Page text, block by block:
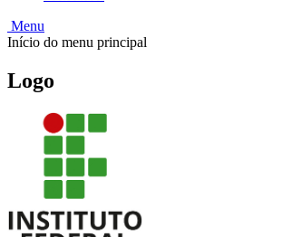
Menu
Início do menu principal
Logo